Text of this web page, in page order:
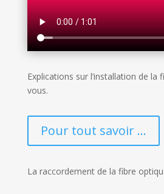
Explications sur l’installation de la
vous.
Pour tout savoir ...
La raccordement de la fibre